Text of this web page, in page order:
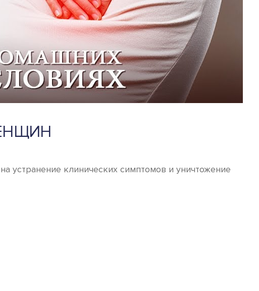
устранение клинических симптомов и уничтожение